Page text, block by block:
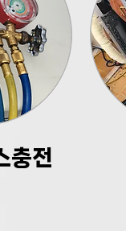
충전